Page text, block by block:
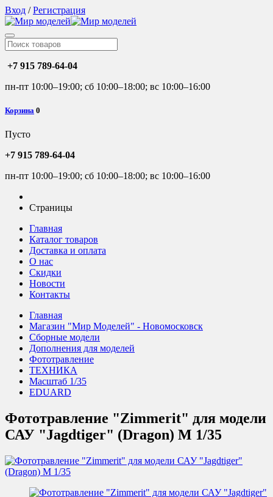
Вход /Регистрация
+7 915 789-64-04
пн-пт 10:00–19:00; сб 10:00–18:00; вс 10:00–16:00
Корзина 0
Пусто
+7 915 789-64-04
пн-пт 10:00–19:00; сб 10:00–18:00; вс 10:00–16:00
Страницы
Главная
Каталог товаров
Доставка и оплата
О нас
Скидки
Новости
Контакты
Главная
Магазин "Мир Моделей" - Новомосковск
Сборные модели
Дополнения для моделей
Фототравление
ТЕХНИКА
Масштаб 1/35
EDUARD
Фототравление "Zimmerit" для модели
САУ "Jagdtiger" (Dragon) М 1/35